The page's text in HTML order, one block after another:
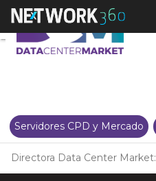
Servidores CPD y Mercado
Directora Data Center Market: